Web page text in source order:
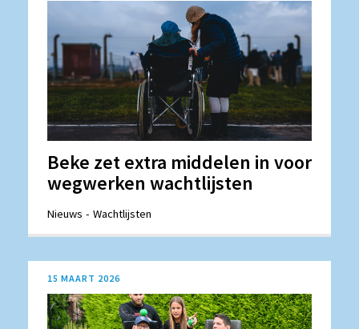
Beke zet extra middelen in voor
wegwerken wachtlijsten
Nieuws Wachtlijsten
15 MAART 2026